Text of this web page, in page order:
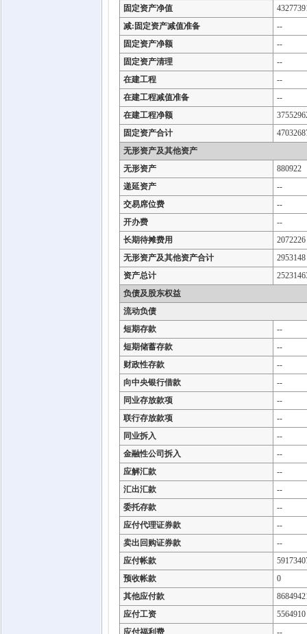
固定资产净值
减:固定资产减值准备
--
固定资产净额
--
固定资产清理
--
在建工程
--
在建工程减值准备
--
在建工程净额
固定资产合计
无形资产及其他资产
无形资产
880922
递延资产
--
交易席位费
--
开办费
--
长期待摊费用
2072226
无形资产及其他资产合计
2953148
资产总计
负债及股东权益
流动负债
短期存款
--
短期储蓄存款
--
财政性存款
--
向中央银行借款
--
同业存放款项
--
联行存放款项
--
同业拆入
--
金融性公司拆入
--
应解汇款
--
汇出汇款
--
委托存款
--
应付代理证券款
--
卖出回购证券款
--
应付帐款
预收帐款
0
其他应付款
应付工资
5564910
应付福利费
--